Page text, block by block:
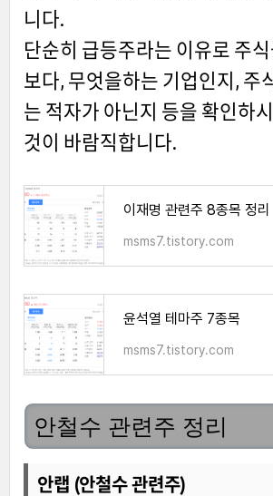
니다.
단순히 급등주라는 이유로 주
보다, 무엇을하는 기업인지, 주
는 적자가 아닌지 등을 확인하
것이 바람직합니다.
이재명 관련주 8종목 정리
msms7.tistory.com
윤석열 테마주 7종목
msms7.tistory.com
안철수 관련주 정리
안랩 (안철수 관련주)